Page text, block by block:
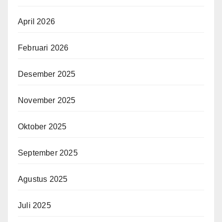
April 2026
Februari 2026
Desember 2025
November 2025
Oktober 2025
September 2025
Agustus 2025
Juli 2025